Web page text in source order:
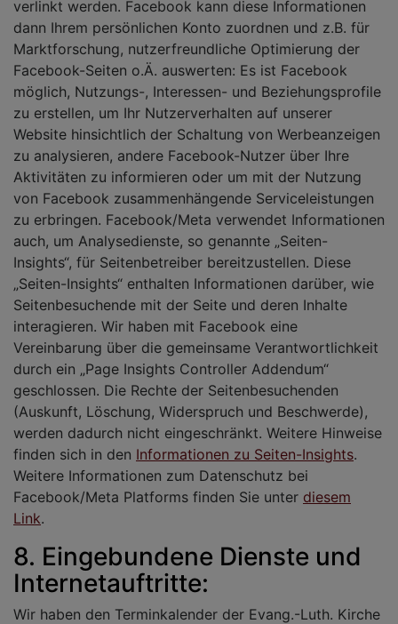
verlinkt werden. Facebook kann diese Informationen
dann Ihrem persönlichen Konto zuordnen und z.B. für
Marktforschung, nutzerfreundliche Optimierung der
Facebook-Seiten o.Ä. auswerten: Es ist Facebook
möglich, Nutzungs-, Interessen- und Beziehungsprofile
zu erstellen, um Ihr Nutzerverhalten auf unserer
Website hinsichtlich der Schaltung von Werbeanzeigen
zu analysieren, andere Facebook-Nutzer über Ihre
Aktivitäten zu informieren oder um mit der Nutzung
von Facebook zusammenhängende Serviceleistungen
zu erbringen. Facebook/Meta verwendet Informationen
auch, um Analysedienste, so genannte „Seiten-
Insights“, für Seitenbetreiber bereitzustellen. Diese
„Seiten-Insights“ enthalten Informationen darüber, wie
Seitenbesuchende mit der Seite und deren Inhalte
interagieren. Wir haben mit Facebook eine
Vereinbarung über die gemeinsame Verantwortlichkeit
durch ein „Page Insights Controller Addendum“
geschlossen. Die Rechte der Seitenbesuchenden
(Auskunft, Löschung, Widerspruch und Beschwerde),
werden dadurch nicht eingeschränkt. Weitere Hinweise
finden sich in den Informationen zu Seiten-Insights.
Weitere Informationen zum Datenschutz bei
Facebook/Meta Platforms finden Sie unter diesem
Link.
8. Eingebundene Dienste und
Internetauftritte:
Wir haben den Terminkalender der Evang.-Luth. Kirche